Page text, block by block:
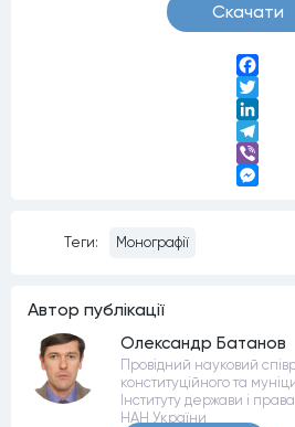
Скачати
Twitter
LinkedIn
Telegram
Viber
Теги: Монографії
Автор публiкацiї
Олександр Батанов
Провідний науковий
конституційного та
Інституту держави і
НАН України